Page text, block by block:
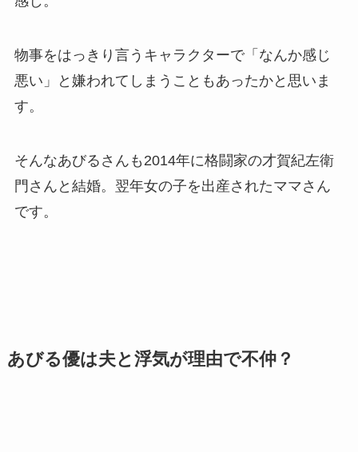
物事をはっきり言うキャラクターで「なんか感じ
悪い」と嫌われてしまうこともあったかと思いま
す。
そんなあびるさんも2014年に格闘家の才賀紀左衛
門さんと結婚。翌年女の子を出産されたママさん
です。
あびる優は夫と浮気が理由で不仲？